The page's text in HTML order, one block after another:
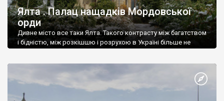
Ялта . Палац нащадків Мордовської
орди
Дивне місто все таки Ялта. Такого контрасту між багатством
і бідністю, між розкішшю і розрухою в Україні більше не